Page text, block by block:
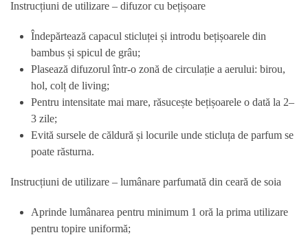
Instrucțiuni de utilizare – difuzor cu bețișoare
Îndepărtează capacul sticluței și introdu bețișoarele din
bambus și spicul de grâu;
Plasează difuzorul într-o zonă de circulație a aerului: birou,
hol, colț de living;
Pentru intensitate mai mare, răsucește bețișoarele o dată la 2–
3 zile;
Evită sursele de căldură și locurile unde sticluța de parfum se
poate răsturna.
Instrucțiuni de utilizare – lumânare parfumată din ceară de soia
Aprinde lumânarea pentru minimum 1 oră la prima utilizare
pentru topire uniformă;